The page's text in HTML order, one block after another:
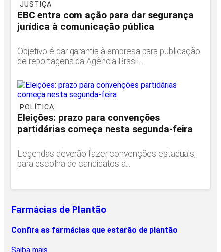
JUSTIÇA
EBC entra com ação para dar segurança
jurídica à comunicação pública
Objetivo é dar garantia à empresa para publicação
de reportagens da Agência Brasil...
POLÍTICA
Eleições: prazo para convenções
partidárias começa nesta segunda-feira
Legendas deverão fazer convenções estaduais,
para escolha de candidatos a...
Farmácias de Plantão
Confira as farmácias que estarão de plantão
Saiba mais